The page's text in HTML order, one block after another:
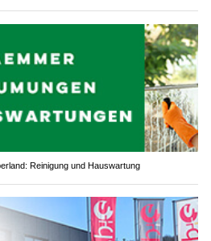
Reinigung und Hauswartung